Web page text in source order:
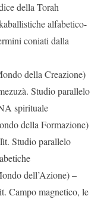
della Torah
alfabetico-
coniati dalla
della Creazione)
Studio parallelo
spirituale
della Formazione)
Studio parallelo
dell’Azione) –
Campo magnetico, le